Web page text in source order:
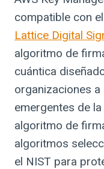
compatible con
Lattice Digital
algoritmo de
cuántica
organizaciones
emergentes de
algoritmo de
algoritmos
el NIST para